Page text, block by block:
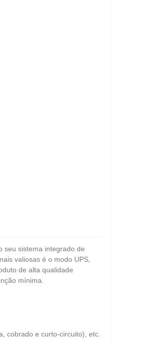
seu sistema integrado de
valiosas é o modo UPS,
de alta qualidade
mínima.
cobrado e curto-circuito), etc.